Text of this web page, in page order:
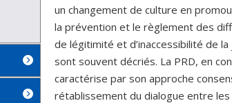
un changement de culture en
la prévention et le règlement des
de légitimité et d’inaccessibilité de
sont souvent décriés. La PRD, en
caractérise par son approche
rétablissement du dialogue entre